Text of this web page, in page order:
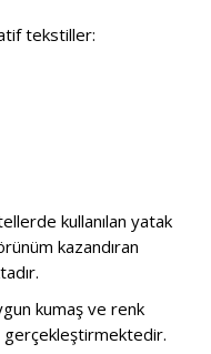
tekstiller:
kullanılan yatak
kazandıran
kumaş ve renk